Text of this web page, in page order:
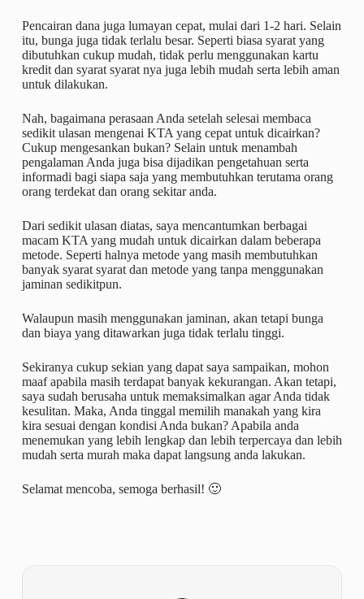
Pencairan dana juga lumayan cepat, mulai dari 1-2 hari. Selain
itu, bunga juga tidak terlalu besar. Seperti biasa syarat yang
dibutuhkan cukup mudah, tidak perlu menggunakan kartu
kredit dan syarat syarat nya juga lebih mudah serta lebih aman
untuk dilakukan.
Nah, bagaimana perasaan Anda setelah selesai membaca
sedikit ulasan mengenai KTA yang cepat untuk dicairkan?
Cukup mengesankan bukan? Selain untuk menambah
pengalaman Anda juga bisa dijadikan pengetahuan serta
informadi bagi siapa saja yang membutuhkan terutama orang
orang terdekat dan orang sekitar anda.
Dari sedikit ulasan diatas, saya mencantumkan berbagai
macam KTA yang mudah untuk dicairkan dalam beberapa
metode. Seperti halnya metode yang masih membutuhkan
banyak syarat syarat dan metode yang tanpa menggunakan
jaminan sedikitpun.
Walaupun masih menggunakan jaminan, akan tetapi bunga
dan biaya yang ditawarkan juga tidak terlalu tinggi.
Sekiranya cukup sekian yang dapat saya sampaikan, mohon
maaf apabila masih terdapat banyak kekurangan. Akan tetapi,
saya sudah berusaha untuk memaksimalkan agar Anda tidak
kesulitan. Maka, Anda tinggal memilih manakah yang kira
kira sesuai dengan kondisi Anda bukan? Apabila anda
menemukan yang lebih lengkap dan lebih terpercaya dan lebih
mudah serta murah maka dapat langsung anda lakukan.
Selamat mencoba, semoga berhasil! 🙂